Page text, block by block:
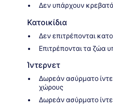
Δεν υπάρχουν
Κατοικίδια
Δεν επιτρέπονται
Επιτρέπονται τα ζώα
Ίντερνετ
Δωρεάν ασύρματο
χώρους
Δωρεάν ασύρματο